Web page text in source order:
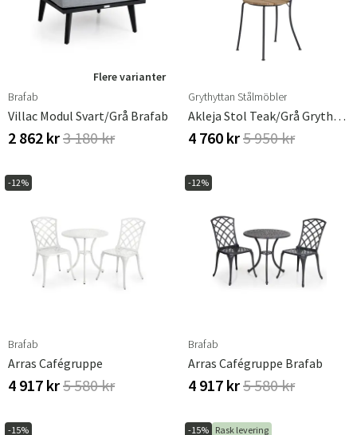
Flere varianter
Brafab
Villac Modul Svart/grå Brafab
2 862 kr3 180 kr
Grythyttan Stålmöbler
Akleja Stol Teak/grå Grythyttan
4 760 kr5 950 kr
-12%
Brafab
Arras Cafégruppe
4 917 kr5 580 kr
-12%
Brafab
Arras Cafégruppe Brafab
4 917 kr5 580 kr
-15% -15% Rask levering